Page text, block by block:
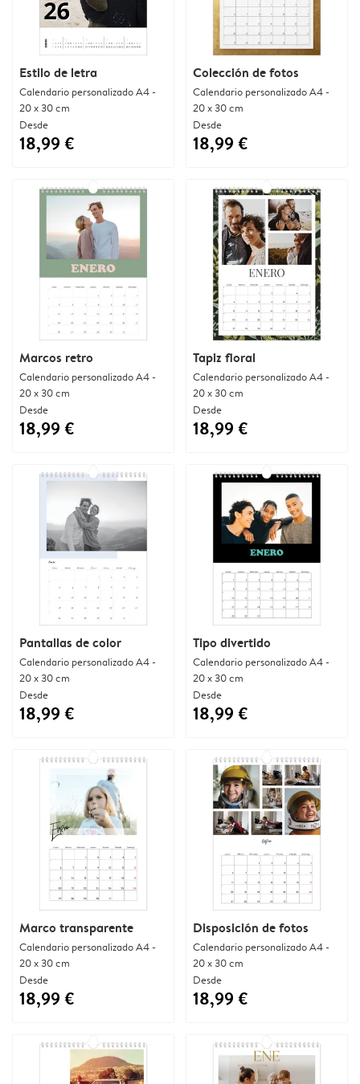
Estilo de letra
Calendario personalizado A4 -
20 x 30 cm
Desde
18,99 €
Colección de fotos
Calendario personalizado A4 -
20 x 30 cm
Desde
18,99 €
Marcos retro
Calendario personalizado A4 -
20 x 30 cm
Desde
18,99 €
Tapiz floral
Calendario personalizado A4 -
20 x 30 cm
Desde
18,99 €
Pantallas de color
Calendario personalizado A4 -
20 x 30 cm
Desde
18,99 €
Tipo divertido
Calendario personalizado A4 -
20 x 30 cm
Desde
18,99 €
Marco transparente
Calendario personalizado A4 -
20 x 30 cm
Desde
18,99 €
Disposición de fotos
Calendario personalizado A4 -
20 x 30 cm
Desde
18,99 €